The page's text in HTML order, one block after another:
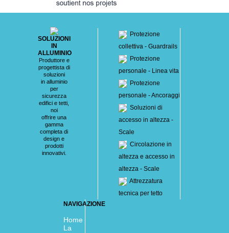
SOLUZIONI
IN
ALLUMINIO
Produttore e
progettista di
soluzioni
in alluminio
per
sicurezza
edifici e tetti,
noi
offrire una
gamma
completa di
design e
prodotti
innovativi.
Protezione
collettiva - Guardrails
Protezione
personale - Linea vita
Protezione
personale - Ancoraggi
Soluzioni di
accesso in altezza -
Scale
Circolazione in
altezza e accesso in
altezza - Scale
Attrezzatura
tecnica per tetto
NAVIGAZIONE
Home
La